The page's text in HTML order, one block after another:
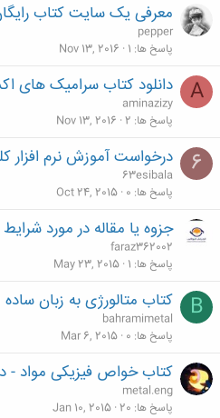
معرفی یک سایت کتاب
pepper
پاسخ ها 1
Nov 13, 2016
A دانلود کتاب سرامیک های
aminazizy
پاسخ ها 2
Nov 13, 2016
6 درخواست آموزش نرم افزار کلید
63esibala
پاسخ ها 0
Oct 24, 2015
جزوه یا مقاله در مورد
faraz362002
پاسخ ها 1
May 23, 2015
B کتاب متالورژی به زبان
bahramimetal
پاسخ ها 0
Mar 6, 2015
کتاب خواص فیزیکی مواد -
metal.eng
پاسخ ها 20
Jan 10, 2015